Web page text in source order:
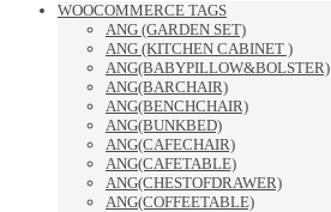
WOOCOMMERCE TAGS
ANG (GARDEN SET)
ANG (KITCHEN CABINET )
ANG(BABYPILLOW&BOLSTER)
ANG(BARCHAIR)
ANG(BENCHCHAIR)
ANG(BUNKBED)
ANG(CAFECHAIR)
ANG(CAFETABLE)
ANG(CHESTOFDRAWER)
ANG(COFFEETABLE)